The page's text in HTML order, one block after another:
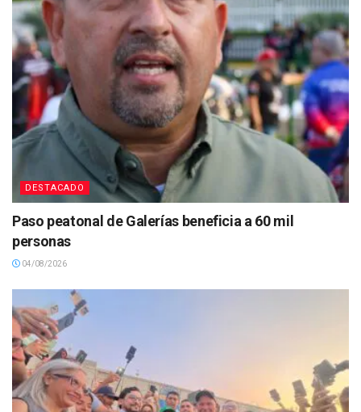
DESTACADO
Paso peatonal de Galerías beneficia a 60 mil
personas
04/08/2026